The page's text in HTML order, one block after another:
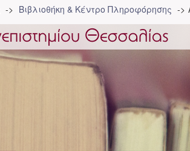
Βιβλιοθήκη & Κέντρο Πληροφόρησης